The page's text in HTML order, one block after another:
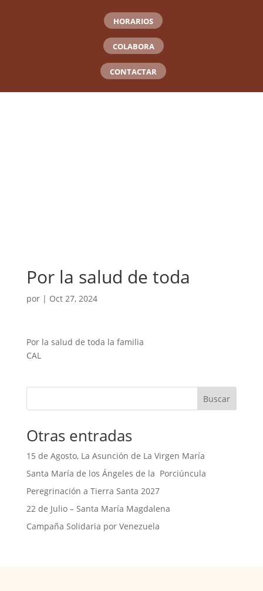
HORARIOS
COLABORA
CONTACTAR
Por la salud de toda
por | Oct 27, 2024
Por la salud de toda la familia
CAL
Buscar
Otras entradas
15 de Agosto, La Asunción de La Virgen María
Santa María de los Ángeles de la Porciúncula
Peregrinación a Tierra Santa 2027
22 de Julio – Santa María Magdalena
Campaña Solidaria por Venezuela